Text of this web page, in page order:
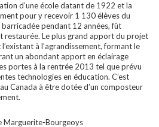
d’une école datant de 1922 et la
pour y recevoir 1 130 élèves du
barricadée pendant 12 années, fût
restaurée. Le plus grand apport du projet
à l’agrandissement, formant le
un abondant apport en éclairage
portes à la rentrée 2013 tel que prévu
technologies en éducation. C’est
Canada à être dotée d’un composteur
Marguerite-Bourgeoys